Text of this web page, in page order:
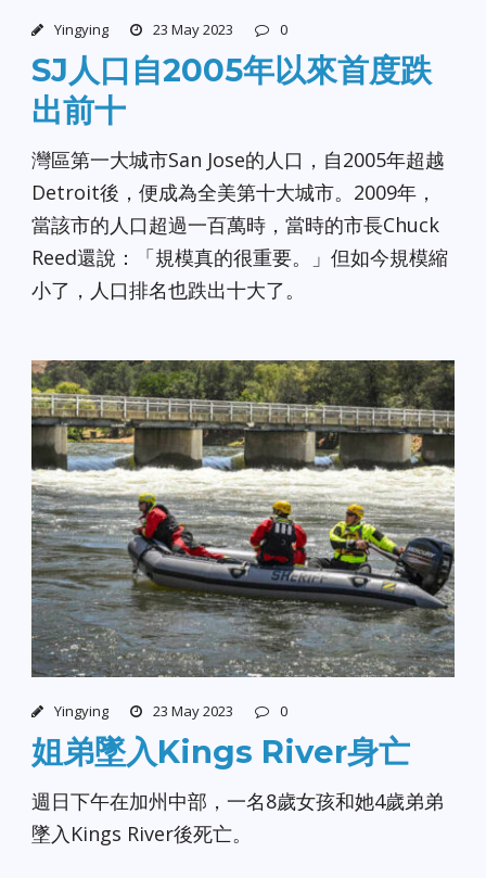
Yingying 23 May 2023 0
SJ人口自2005年以來首度跌
出前十
灣區第一大城市San Jose的人口，自2005年超越
Detroit後，便成為全美第十大城市。2009年，
當該市的人口超過一百萬時，當時的市長Chuck
Reed還說：「規模真的很重要。」但如今規模縮
小了，人口排名也跌出十大了。
Yingying 23 May 2023 0
姐弟墜入Kings River身亡
週日下午在加州中部，一名8歲女孩和她4歲弟弟
墜入Kings River後死亡。